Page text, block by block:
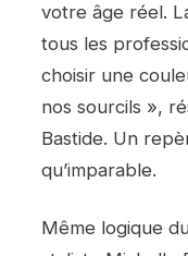
votre âge réel.
tous les
choisir une
nos sourcils »,
Bastide. Un
qu’imparable.
Même logique